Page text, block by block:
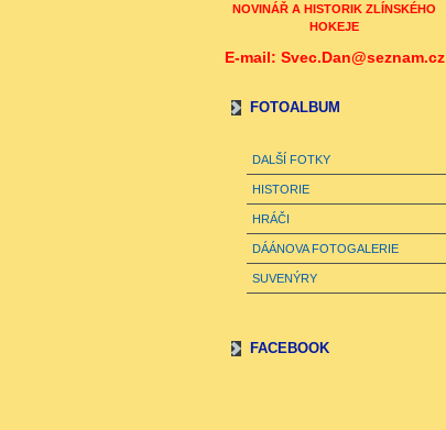
NOVINÁŘ A HISTORIK ZLÍNSKÉHO
HOKEJE
E-mail: Svec.Dan@seznam.cz
FOTOALBUM
DALŠÍ FOTKY
HISTORIE
HRÁČI
DÁÁNOVA FOTOGALERIE
SUVENÝRY
FACEBOOK